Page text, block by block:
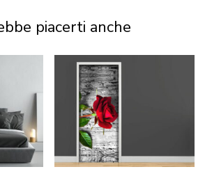
piacerti anche